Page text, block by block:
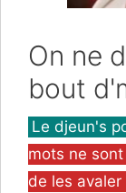
On ne
bout
Catégories
Le djeun's
mots ne
de les avaler